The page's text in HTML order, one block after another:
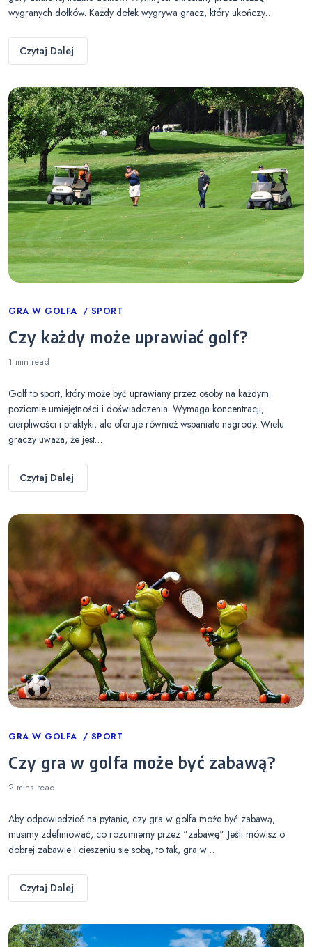
wygranych dołków. Każdy dołek wygrywa gracz, który ukończy…
Czytaj Dalej
Categories
GRA W GOLFA SPORT
Czy każdy może uprawiać golf?
1 min read
Golf to sport, który może być uprawiany przez osoby na każdym
poziomie umiejętności i doświadczenia. Wymaga koncentracji,
cierpliwości i praktyki, ale oferuje również wspaniałe nagrody. Wielu
graczy uważa, że jest…
Czytaj Dalej
Categories
GRA W GOLFA SPORT
Czy gra w golfa może być zabawą?
2 mins read
Aby odpowiedzieć na pytanie, czy gra w golfa może być zabawą,
musimy zdefiniować, co rozumiemy przez "zabawę". Jeśli mówisz o
dobrej zabawie i cieszeniu się sobą, to tak, gra w…
Czytaj Dalej